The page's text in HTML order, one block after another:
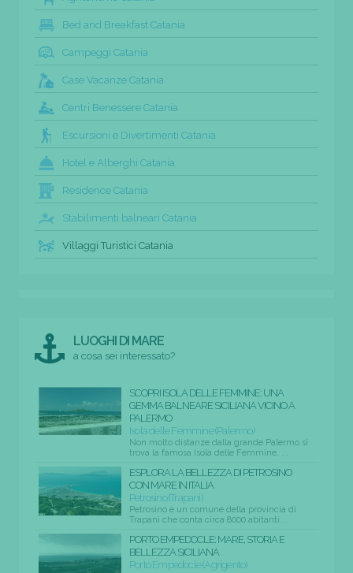
Bed and Breakfast Catania
Campeggi Catania
Case Vacanze Catania
Centri Benessere Catania
Escursioni e Divertimenti Catania
Hotel e Alberghi Catania
Residence Catania
Stabilimenti balneari Catania
Villaggi Turistici Catania
LUOGHI DI MARE
a cosa sei interessato?
SCOPRI ISOLA DELLE FEMMINE: UNA
GEMMA BALNEARE SICILIANA VICINO A
PALERMO
Isola delle Femmine (Palermo)
Non molto distanze dalla grande Palermo si
trova la famosa Isola delle Femmine, ...
ESPLORA LA BELLEZZA DI PETROSINO
CON MARE IN ITALIA
Petrosino (Trapani)
Petrosino è un comune della provincia di
Trapani che conta circa 8000 abitanti....
PORTO EMPEDOCLE: MARE, STORIA E
BELLEZZA SICILIANA
Porto Empedocle (Agrigento)